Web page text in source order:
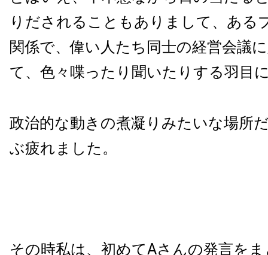
りだされることもありまして、ある
関係で、偉い人たち同士の経営会議
て、色々喋ったり聞いたりする羽目
政治的な動きの煮凝りみたいな場所
ぶ疲れました。
その時私は、初めてAさんの発言を